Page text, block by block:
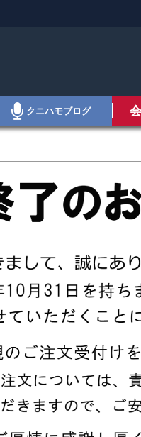
クニハモブログ